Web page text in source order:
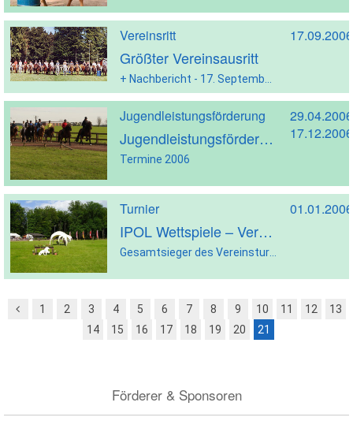
Vereinsritt
Größter Vereinsausritt
Jugendleistungsförderung
Jugendleistungsförderung
Termine 2006
17.12.2006
Turnier
IPOL Wettspiele – Vereinsturnier
01.01.2006
1 2 3 4 5 6 7 8 9 10 11 12
13
14
15 16 17 18 19 20 21
Förderer & Sponsoren